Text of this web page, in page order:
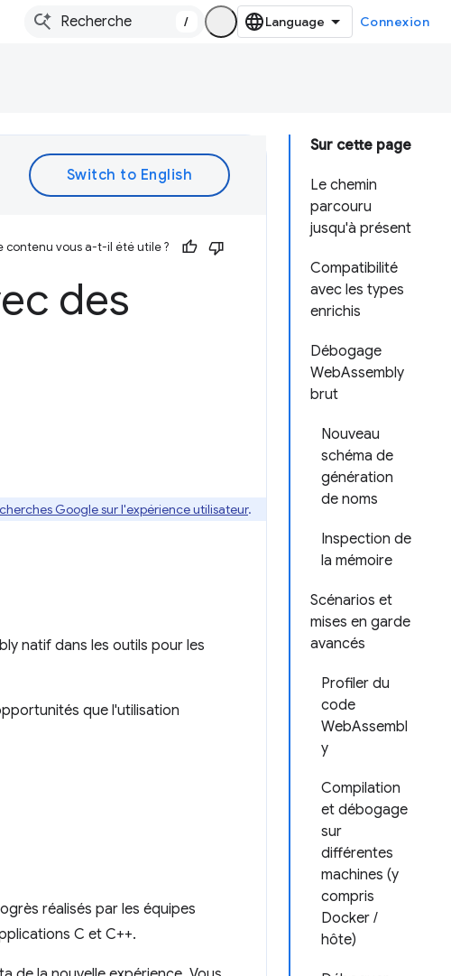
/ Connexion
Sur cette page
Le chemin
parcouru
jusqu'à présent
Compatibilité
avec les types
enrichis
Débogage
WebAssembly
brut
Nouveau
schéma de
génération
de noms
Inspection de
la mémoire
Scénarios et
mises en garde
avancés
Profiler du
code
WebAssembl
y
Compilation
et débogage
sur
différentes
machines (y
compris
Docker /
hôte)
contenu vous a-t-il été utile ?
des
Google sur l'expérience utilisateur.
natif dans les outils pour les
que l'utilisation
réalisés par les équipes
C et C++.